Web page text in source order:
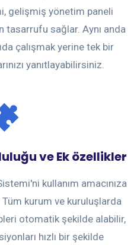
gelişmiş yönetim paneli
tasarrufu sağlar. Aynı anda
çalışmak yerine tek bir
yanıtlayabilirsiniz.
ve Ek özellikler
kullanım amacınıza
kurum ve kuruluşlarda
otomatik şekilde alabilir,
hızlı bir şekilde